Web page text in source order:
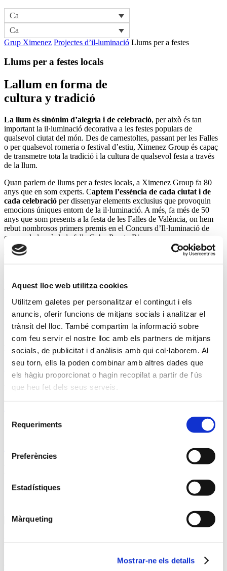
Aquest lloc web utilitza cookies
Utilitzem galetes per personalitzar el contingut i els
anuncis, oferir funcions de mitjans socials i analitzar el
trànsit del lloc. També compartim la informació sobre
com feu servir el nostre lloc amb els partners de mitjans
socials, de publicitat i d'anàlisis amb qui col·laborem. Al
seu torn, ells la poden combinar amb altres dades que
els hàgiu proporcionat o hagin recopilat a partir de l'ús
que heu fet dels seus serveis.
Requeriments
Preferències
Estadístiques
Màrqueting
Mostrar-ne els detalls
Ca
Ca
Grup Ximenez Projectes d’il-luminació Llums per a festes
Llums per a festes locals
Lallum en forma de
cultura y tradició
La llum és sinònim d’alegria i de celebració, per això és tan
important la il·luminació decorativa a les festes populars de
qualsevol ciutat del món. Des de carnestoltes, passant per les Falles
o per qualsevol romeria o festival d’estiu, Ximenez Group és capaç
de transmetre tota la tradició i la cultura de qualsevol festa a través
de la llum.
Quan parlem de llums per a festes locals, a Ximenez Group fa 80
anys que en som experts. Captem l’essència de cada ciutat i de
cada celebració per dissenyar elements exclusius que provoquin
emocions úniques entorn de la il·luminació. A més, fa més de 50
anys que som presents a la festa de les Falles de València, on hem
rebut nombrosos primers premis en el Concurs d’Il·luminació de
carrers de la mà de la falla Cuba-Puerto Rico.
Capturem l’essència de cada ciutat i la transformem en llum
Festes
L’essència i la cultura de cada festa portades a la
llum
Festival de Llum de Ginebra
Anar a projecte
Il·luminació de les Falles a València
Llums de Carnestoltes
Coneix les darreres notícies del Grup Ximenez
El Grup Ximenez incorpora un equip femení a la seva brigada
El Grup Ximenez continua reforçant el seu equip amb la